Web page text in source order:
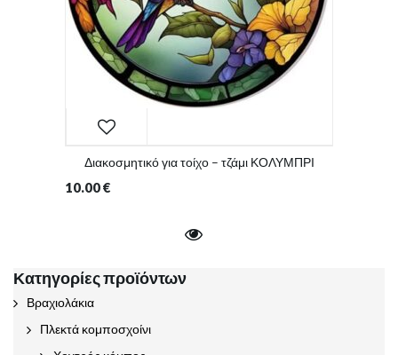
Διακοσμητικό για τοίχο – τζάμι ΚΟΛΥΜΠΡΙ
10.00€
Κατηγορίες προϊόντων
Βραχιολάκια
Πλεκτά κομποσχοίνι